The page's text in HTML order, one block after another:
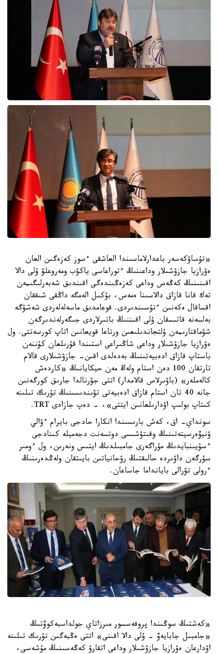
«تۇساۋكەسەر باعدارلاماسىندا العاشقى ءسوز كەزەگىن العان
ەۋرازيا جازۋشىلار وداعىنىڭ ءتوراعاسى ياكۋب ومەروعلۋ ۇلى دالا
اقىنىنىڭ كەڭەس وداعى كەزەڭىندەگى اقىندىق شەبەرلىگىمەن
تەك قانا قازاق دالاسىنا ەمەس، بۇكىل الەمگە داڭقى شىققان
اقساقال ەكەنىن ءتۇسىندىردى. قوعامدىق ماسەلەلەردى شەشۋگە
بەلسەنە قاتىسقان ۇلى اقىننىڭ باتىرلاردى جىگەرلەندىرگەن
شۋماقتارىمەن ۇلتجاندىلىعىن ورتاعا قويعانىن اتاپ كورسەتتى. ول
ەۋرازيا جازۋشىلار وداعى شاڭىراعى استىندا قۇرىلعان كۇننەن
باستاپ قازاق ادەبيەتىنىڭ بەدەلدى اقىن- جازۋشىلارى قالام
تارتقان 100 دەن استام ولەڭ مەن حيكايانىڭ «كاردەش
كالەملەر» (باۋىرلاس قالامدار) اتتى جۋرنالدا جارىق كورگەنىن
جانە 40 تان استام قازاق ادەبيەتى تۋىندىسىنىڭ تۇرىك تىلىنە
كىتاپ بولىپ اۋدارىلعانىن ايتتى»، - دەپ جازادى TRT.
سونداي- اق، كەش بارىسىندا انكارا حادجى بايرام ءۋالي
ۋنيۆەرسيتەتىنىڭ وقىتۋشىسى دوتسەنت دجەميلە كىنادجى
ءسۇيىنبايدىڭ مۇراگەرى جامبىلدىڭ ايتىس ونەرىن، ول ءومىر
سۇرگەن داۋىردە حالىقتىڭ رۋحانياتىن بايىتقان ولەڭدەرىنىڭ
ءرولى تۋرالى بايانداما جاساعان.
«كەشتىڭ سوڭىندا پروفەسسور مىرزاتاي جولداسبەكوۆتىڭ
«جامبىل جابايەۆ - ۇلى دالا اقىنى» اتتى ەڭبەگىن تۇرىك تىلىنە
اۋدارعان ەۋرازيا جازۋشىلار وداعى اتقارۋ كەڭەسىنىڭ مۇشەسى،